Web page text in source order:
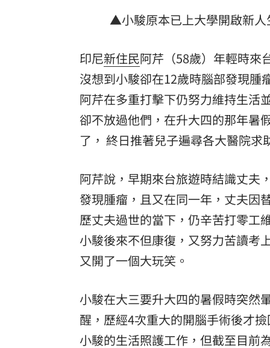
8國球員齊聚高雄 Formosa 7s掀足球
▲小駿原本已上大學開啟新人
印尼新住民阿芹（58歲）年輕時來
沒想到小駿卻在12歲時腦部發現腫
阿芹在多重打擊下仍努力維持生活
卻不放過他們，在升大四的那年暑
了， 終日推著兒子遍尋各大醫院求
阿芹說，早期來台旅遊時結識丈夫
發現腫瘤，且又在同一年，丈夫因
歷丈夫過世的當下，仍辛苦打零工
小駿後來不但康復，又努力苦讀考
又開了一個大玩笑。
小駿在大三要升大四的暑假時突然
醒，歷經4次重大的開腦手術後才
小駿的生活照護工作，但截至目前